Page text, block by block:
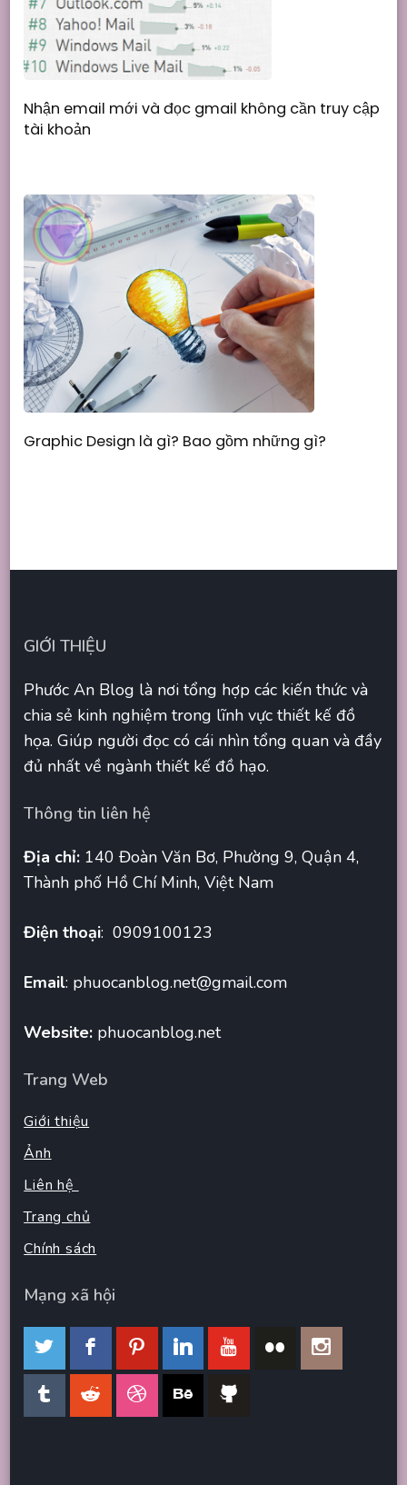
Nhận email mới và đọc gmail không cần truy cập
tài khoản
Graphic Design là gì? Bao gồm những gì?
GIỚI THIỆU
Phước An Blog là nơi tổng hợp các kiến thức và
chia sẻ kinh nghiệm trong lĩnh vực thiết kế đồ
họa. Giúp người đọc có cái nhìn tổng quan và đầy
đủ nhất về ngành thiết kế đồ hạo.
Thông tin liên hệ
Địa chỉ: 140 Đoàn Văn Bơ, Phường 9, Quận 4,
Thành phố Hồ Chí Minh, Việt Nam
Điện thoại: 0909100123
Email: phuocanblog.net@gmail.com
Website: phuocanblog.net
Trang Web
Giới thiệu
Ảnh
Liên hệ
Trang chủ
Chính sách
Mạng xã hội